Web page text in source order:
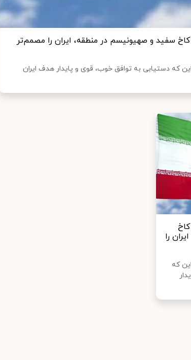
سفید و صهیونیسم در منطقه، ایران را مصمم‌تر
که دستیابی به توافق خوب، قوی و پایدار هدف ایران
را
که